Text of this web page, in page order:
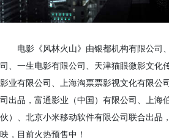
电影《风林火山》由银都机构有限公司
司、一生电影有限公司、天津猫眼微影文化
影业有限公司、上海淘票票影视文化有限公
司出品，富通影业（中国）有限公司、上海
伙）、北京小米移动软件有限公司联合出品
映，目前火热预售中！